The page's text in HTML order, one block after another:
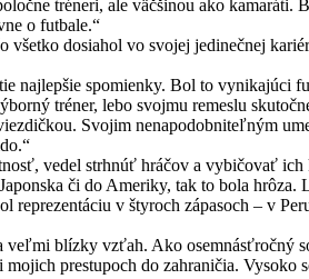
tréneri, ale väčšinou ako
o futbale.“
dosiahol vo svojej jedinečnej
spomienky. Bol to vynikajúci
tréner, lebo svojmu remeslu
Svojim nenapodobniteľným
vedel strhnúť hráčov a vybičovať
či do Ameriky, tak to bola
reprezentáciu v štyroch zápasoch – v
veľmi blízky vzťah. Ako osemnásťročný
prestupoch do zahraničia. Vysoko